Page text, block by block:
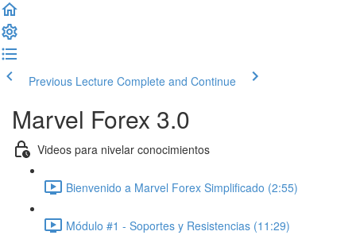
Previous Lecture Complete and Continue
Marvel Forex 3.0
Videos para nivelar conocimientos
Bienvenido a Marvel Forex Simplificado (2:55)
Módulo #1 - Soportes y Resistencias (11:29)